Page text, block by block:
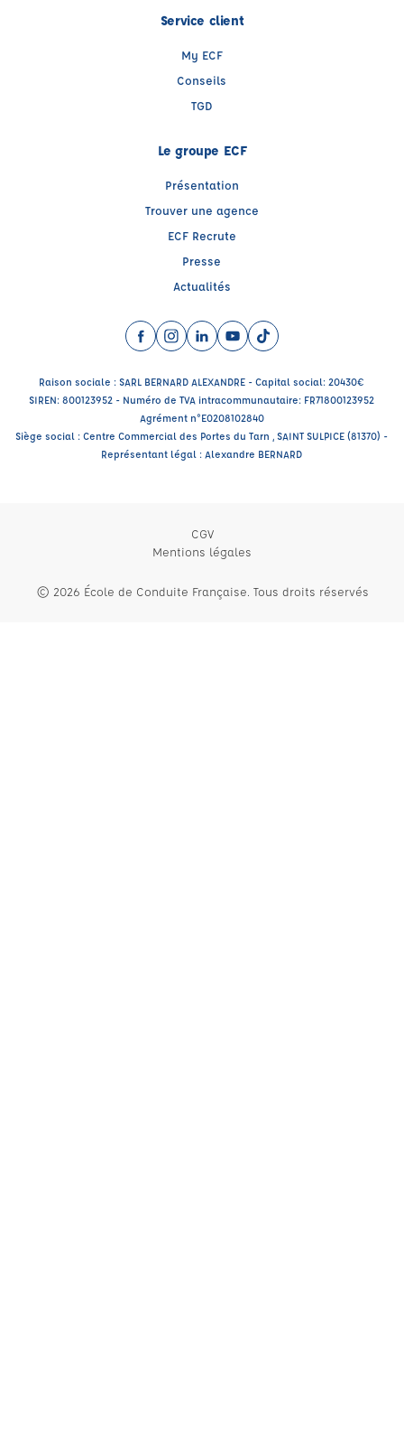
Service client
My ECF
Conseils
TGD
Le groupe ECF
Présentation
Trouver une agence
ECF Recrute
Presse
Actualités
Facebook (nouvelle fenêtre)
Instagram (nouvelle fenêtre)
LinkedIn (nouvelle fenêtre)
YouTube (nouvelle fenêtre)
TikTok (nouvelle
Raison sociale : SARL BERNARD ALEXANDRE - Capital social: 20430€
SIREN: 800123952 - Numéro de TVA intracommunautaire: FR71800123952
Agrément n°E0208102840
Siège social : Centre Commercial des Portes du Tarn , SAINT SULPICE (81370) -
Représentant légal : Alexandre BERNARD
CGV
Mentions légales
© 2026 École de Conduite Française. Tous droits réservés